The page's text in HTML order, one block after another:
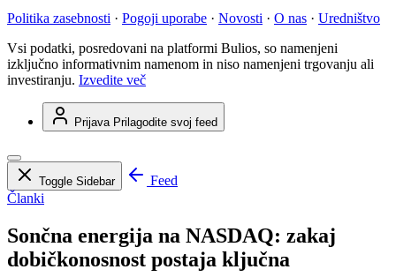
Politika zasebnosti · Pogoji uporabe · Novosti · O nas · Uredništvo
Vsi podatki, posredovani na platformi Bulios, so namenjeni
izključno informativnim namenom in niso namenjeni trgovanju ali
investiranju. Izvedite več
Prijava Prilagodite svoj feed
Toggle Sidebar
Feed
Članki
Sončna energija na NASDAQ: zakaj
dobičkonosnost postaja ključna